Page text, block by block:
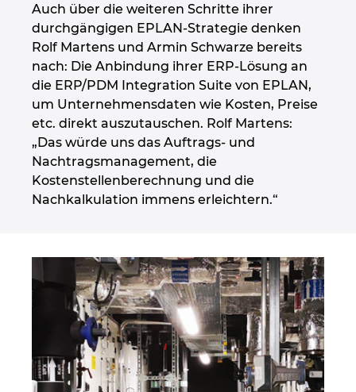
Auch über die weiteren Schritte ihrer
durchgängigen EPLAN-Strategie denken
Rolf Martens und Armin Schwarze bereits
nach: Die Anbindung ihrer ERP-Lösung an
die ERP/PDM Integration Suite von EPLAN,
um Unternehmensdaten wie Kosten, Preise
etc. direkt auszutauschen. Rolf Martens:
„Das würde uns das Auftrags- und
Nachtragsmanagement, die
Kostenstellenberechnung und die
Nachkalkulation immens erleichtern.“